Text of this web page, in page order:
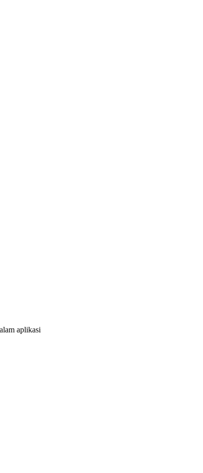
aplikasi